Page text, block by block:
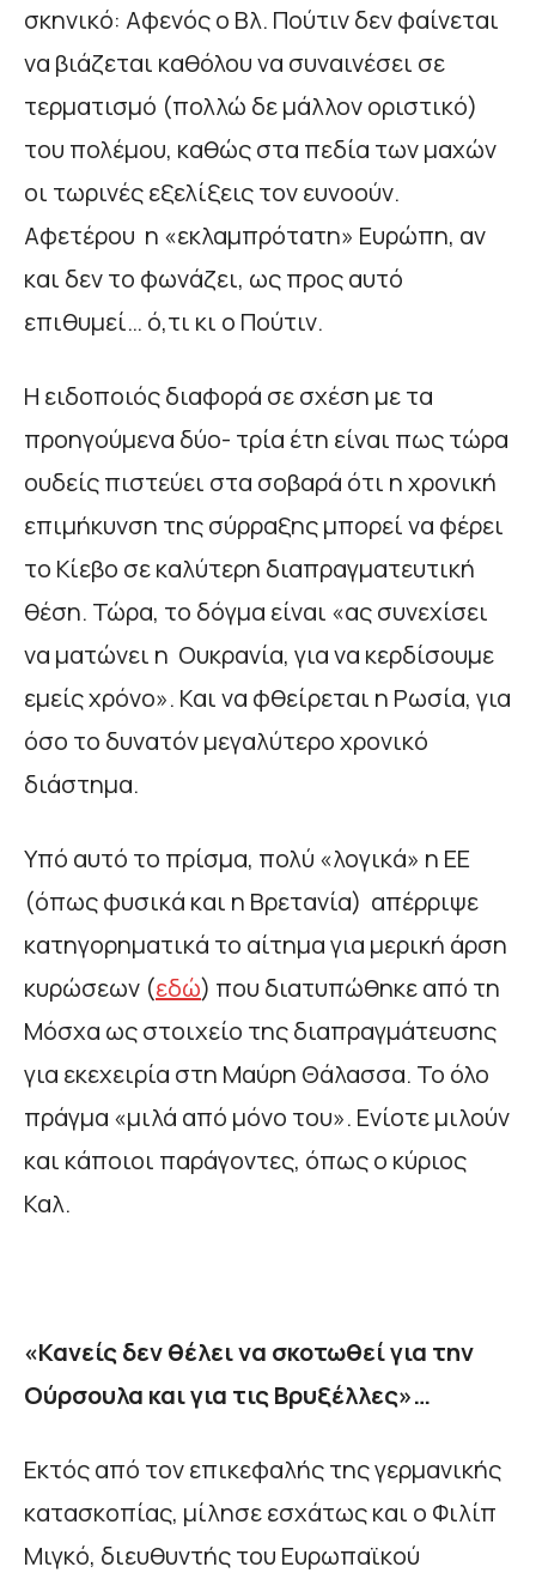
σκηνικό: Αφενός ο Βλ. Πούτιν δεν φαίνεται
να βιάζεται καθόλου να συναινέσει σε
τερματισμό (πολλώ δε μάλλον οριστικό)
του πολέμου, καθώς στα πεδία των μαχών
οι τωρινές εξελίξεις τον ευνοούν.
Αφετέρου η «εκλαμπρότατη» Ευρώπη, αν
και δεν το φωνάζει, ως προς αυτό
επιθυμεί… ό,τι κι ο Πούτιν.
Η ειδοποιός διαφορά σε σχέση με τα
προηγούμενα δύο- τρία έτη είναι πως τώρα
ουδείς πιστεύει στα σοβαρά ότι η χρονική
επιμήκυνση της σύρραξης μπορεί να φέρει
το Κίεβο σε καλύτερη διαπραγματευτική
θέση. Τώρα, το δόγμα είναι «ας συνεχίσει
να ματώνει η Ουκρανία, για να κερδίσουμε
εμείς χρόνο». Και να φθείρεται η Ρωσία, για
όσο το δυνατόν μεγαλύτερο χρονικό
διάστημα.
Υπό αυτό το πρίσμα, πολύ «λογικά» η ΕΕ
(όπως φυσικά και η Βρετανία) απέρριψε
κατηγορηματικά το αίτημα για μερική άρση
κυρώσεων (εδώ) που διατυπώθηκε από τη
Μόσχα ως στοιχείο της διαπραγμάτευσης
για εκεχειρία στη Μαύρη Θάλασσα. Το όλο
πράγμα «μιλά από μόνο του». Ενίοτε μιλούν
και κάποιοι παράγοντες, όπως ο κύριος
Καλ.
«Κανείς δεν θέλει να σκοτωθεί για την
Ούρσουλα και για τις Βρυξέλλες»…
Εκτός από τον επικεφαλής της γερμανικής
κατασκοπίας, μίλησε εσχάτως και ο Φιλίπ
Μιγκό, διευθυντής του Ευρωπαϊκού